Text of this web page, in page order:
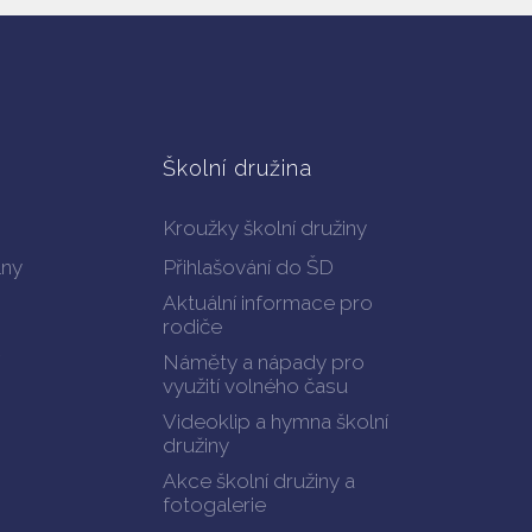
Školní družina
Kroužky školní družiny
Přihlašování do ŠD
Aktuální informace pro
rodiče
Náměty a nápady pro
využití volného času
Videoklip a hymna školní
družiny
Akce školní družiny a
fotogalerie